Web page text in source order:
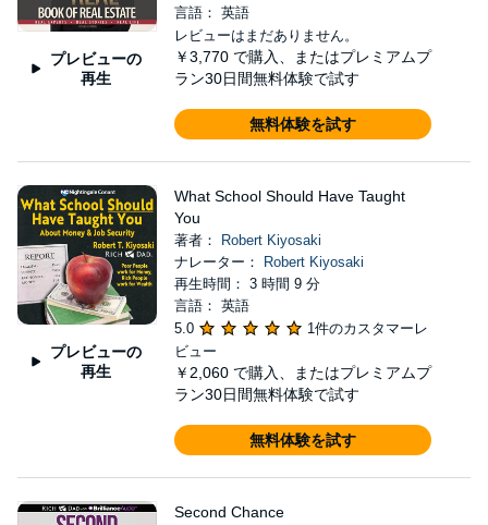
プレビューの
再生
言語： 英語
レビューはまだありません。
￥3,770 で購入、またはプレミアムプ
ラン30日間無料体験で試す
無料体験を試す
プレビューの
再生
What School Should Have Taught
You
著者：
Robert Kiyosaki
ナレーター：
Robert Kiyosaki
再生時間： 3 時間 9 分
言語： 英語
5.0
1件のカスタマーレ
ビュー
￥2,060 で購入、またはプレミアムプ
ラン30日間無料体験で試す
無料体験を試す
Second Chance